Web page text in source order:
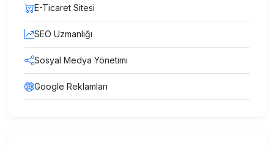
E-Ticaret Sitesi
SEO Uzmanlığı
Sosyal Medya Yönetimi
Google Reklamları